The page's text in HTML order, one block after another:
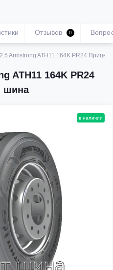
Armstrong ATH11 164K PR24
ATH11 164K PR24
шина
Отзывов 0
в наличии